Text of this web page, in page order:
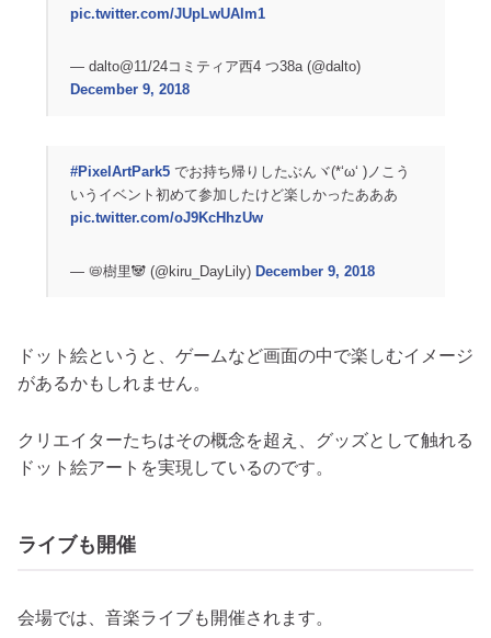
pic.twitter.com/JUpLwUAIm1
— dalto@11/24コミティア西4 つ38a (@dalto)
December 9, 2018
#PixelArtPark5 でお持ち帰りしたぶんヾ(*‘ω‘ )ノこう
いうイベント初めて参加したけど楽しかったあああ
pic.twitter.com/oJ9KcHhzUw
— 📛樹里🐼 (@kiru_DayLily) December 9, 2018
ドット絵というと、ゲームなど画面の中で楽しむイメージ
があるかもしれません。
クリエイターたちはその概念を超え、グッズとして触れる
ドット絵アートを実現しているのです。
ライブも開催
会場では、音楽ライブも開催されます。